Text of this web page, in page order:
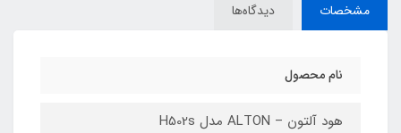
مشخصات دیدگاه‌ها
نام محصول
هود آلتون – ALTON مدل H502s